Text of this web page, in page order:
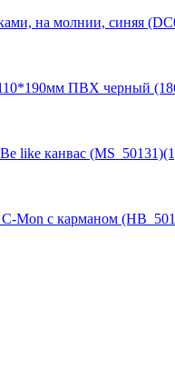
на молнии, синяя
ПВХ черный
like канвас
Mon с карманом